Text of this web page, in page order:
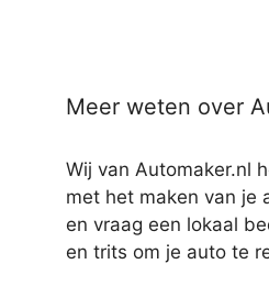
Meer weten over
Wij van Automaker.nl
met het maken van je
en vraag een lokaal
en trits om je auto te